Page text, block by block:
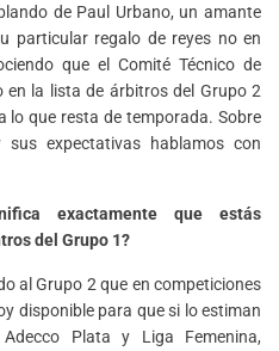
de Paul Urbano, un amante
particular regalo de reyes no en
que el Comité Técnico de
en la lista de árbitros del Grupo 2
lo que resta de temporada. Sobre
expectativas hablamos con
exactamente que estás
del Grupo 1?
al Grupo 2 que en competiciones
disponible para que si lo estiman
Plata y Liga Femenina,